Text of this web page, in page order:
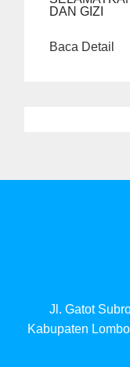
DAN GIZI
Baca Detail
Jl. Gatot
Kabupaten